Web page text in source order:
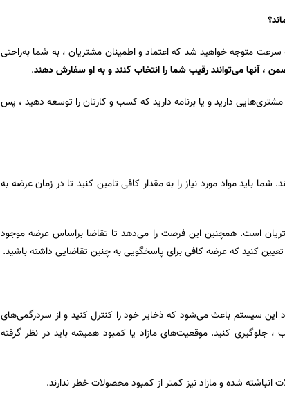
سرعت متوجه خواهید شد که اعتماد و اطمینان مشتریان ، به شما به‌راحتی
، آنها می‌توانند رقیب شما را انتخاب کنند و به او سفارش دهند.
دارید و یا برنامه دارید که کسب و کارتان را توسعه دهید ، پس
باید مواد مورد نیاز را به مقدار کافی تامین کنید تا در زمان عرضه به
است. همچنین این فرصت را می‌دهد تا تقاضا براساس عرضه موجود
کنید که عرضه کافی برای پاسخگویی به چنین تقاضایی داشته باشید.
این سیستم باعث می‌شود که ذخایر خود را کنترل کنید و از سردرگمی‌های
، جلوگیری کنید. موقعیت‌های مازاد یا کمبود همیشه باید در نظر گرفته
شده و مازاد نیز کمتر از کمبود محصولات خطر ندارند.